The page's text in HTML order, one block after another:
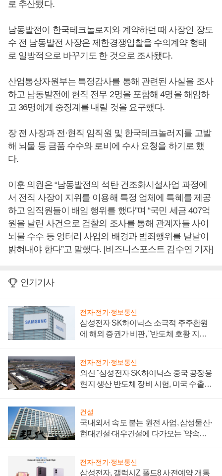
로 추산됐다.
남동발전이 한국테크놀로지와 계약하던 때 사장인 장도
수 전 남동발전 사장은 제한경쟁입찰을 수의계약 형태
로 일방적으로 바꾸기도 한 것으로 조사됐다.
산업통상자원부는 특정감사를 통해 관련된 사실을 조사
하고 남동발전에 현직 전무 2명을 포함해 4명을 해임하
고 36명에게 중징계를 내릴 것을 요구했다.
장 전 사장과 전·현직 임직원 및 한국테크놀러지를 고발
해 뇌물 등 금품 수수와 로비에 수사 요청을 하기로 했
다.
이훈 의원은 “남동발전의 석탄 건조화시설사업 과정에
서 전직 사장이 지위를 이용해 특정 업체에 특혜를 제공
하고 임직원들이 배임 행위를 했다”며 “국민 세금 407억
원을 날린 사건으로 검찰의 조사를 통해 관계자들 사이
뇌물 수수 등 엉터리 사업의 배경과 범죄행위를 낱낱이
밝혀내야 한다”고 말했다. [비즈니스포스트 김수연 기자]
인기기사
전자·전기·정보통신
삼성전자 SK하이닉스 소극적 주주환원
에 해외 증권가 비판, "반도체 호황 지속
전자·전기·정보통신
외신 "삼성전자 SK하이닉스 중국 공장용
현지 생산 반도체 장비 시험, 미국 수출통
건설
국내외서 속도 붙는 원전 사업, 삼성물산·
현대건설·대우건설에 다가오는 '약속의
전자·전기·정보통신
삼성전자, 갤럭시Z 폴드8 사전예약 개통